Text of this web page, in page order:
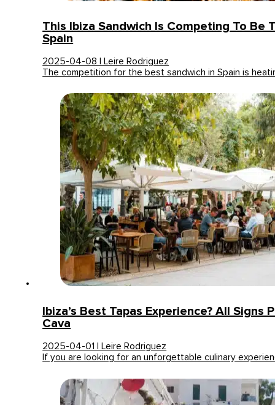
This Ibiza Sandwich Is Competing To Be
Spain
2025-04-08 | Leire Rodriguez
The competition for the best sandwich in Spain is
Ibiza’s Best Tapas Experience? All Signs
Cava
2025-04-01 | Leire Rodriguez
If you are looking for an unforgettable culinary